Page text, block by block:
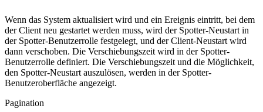
Wenn das System aktualisiert wird und ein Ereignis eintritt, bei dem
der Client neu gestartet werden muss, wird der Spotter-Neustart in
der Spotter-Benutzerrolle festgelegt, und der Client-Neustart wird
dann verschoben. Die Verschiebungszeit wird in der Spotter-
Benutzerrolle definiert. Die Verschiebungszeit und die Möglichkeit,
den Spotter-Neustart auszulösen, werden in der Spotter-
Benutzeroberfläche angezeigt.
Pagination